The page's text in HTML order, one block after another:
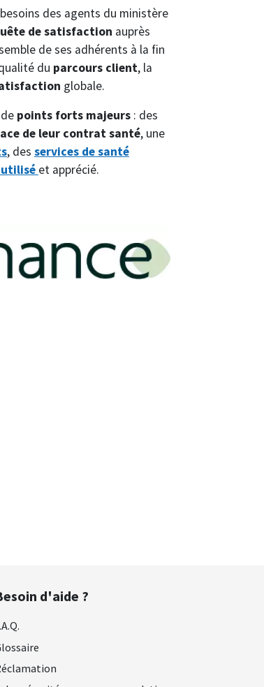
des agents du ministère
de satisfaction auprès
de ses adhérents à la fin
du parcours client, la
globale.
points forts majeurs : des
de leur contrat santé, une
, des services de santé
utilisé et apprécié.
d'aide ?